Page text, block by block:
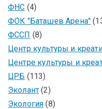
ФНС (4)
ФОК "Баташев Арена"
ФССП (8)
Центр культуры и
Центре культуры и
ЦРБ (113)
Эколант (2)
Экология (8)